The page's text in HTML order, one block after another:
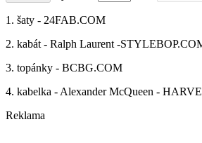
1. šaty - 24FAB.COM
2. kabát - Ralph Laurent -
3. topánky - BCBG.COM
4. kabelka - Alexander McQueen -
Reklama